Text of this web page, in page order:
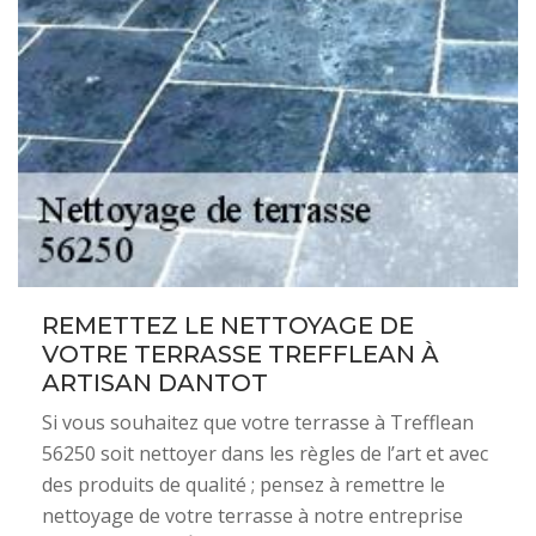
REMETTEZ LE NETTOYAGE DE
VOTRE TERRASSE TREFFLEAN À
ARTISAN DANTOT
Si vous souhaitez que votre terrasse à Trefflean
56250 soit nettoyer dans les règles de l’art et avec
des produits de qualité ; pensez à remettre le
nettoyage de votre terrasse à notre entreprise